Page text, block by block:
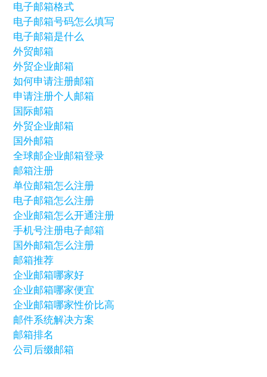
电子邮箱格式
电子邮箱号码怎么填写
电子邮箱是什么
外贸邮箱
外贸企业邮箱
如何申请注册邮箱
申请注册个人邮箱
国际邮箱
外贸企业邮箱
国外邮箱
全球邮企业邮箱登录
邮箱注册
单位邮箱怎么注册
电子邮箱怎么注册
企业邮箱怎么开通注册
手机号注册电子邮箱
国外邮箱怎么注册
邮箱推荐
企业邮箱哪家好
企业邮箱哪家便宜
企业邮箱哪家性价比高
邮件系统解决方案
邮箱排名
公司后缀邮箱